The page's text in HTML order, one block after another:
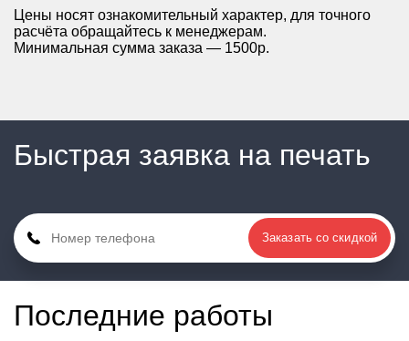
Цены носят ознакомительный характер, для точного
расчёта обращайтесь к менеджерам.
Минимальная сумма заказа — 1500р.
Быстрая заявка на печать
Заказать со скидкой
Последние работы